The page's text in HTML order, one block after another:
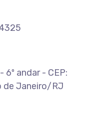
andar - CEP:
de Janeiro/RJ